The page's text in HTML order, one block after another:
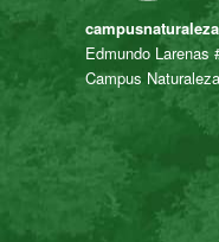
Edmundo Larenas
Campus